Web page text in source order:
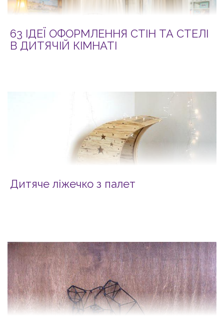
63 ІДЕЇ ОФОРМЛЕННЯ СТІН ТА СТЕЛІ
В ДИТЯЧІЙ КІМНАТІ
Дитяче ліжечко з палет